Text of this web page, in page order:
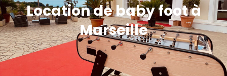
Location de baby foot à
Marseille